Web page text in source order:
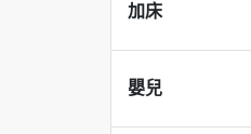
加床
嬰兒